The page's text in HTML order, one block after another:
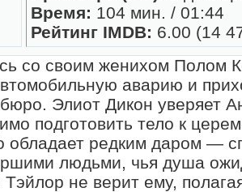
Время: 104 мин. / 01:44
Рейтинг IMDB: 6.00 (14
со своим женихом Полом
аварию и
Элиот Дикон уверяет
подготовить тело к
обладает редким даром —
людьми, чья душа
не верит ему,